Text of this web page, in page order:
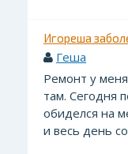
Игореша
Геша
Ремонт у
там. Сегодня
обиделся на
и весь день